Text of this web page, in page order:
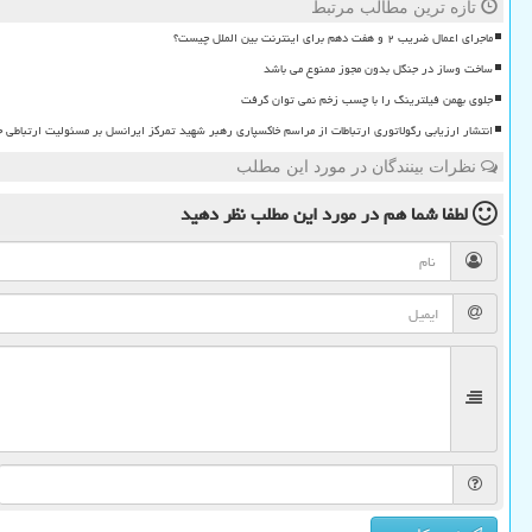
تازه ترین مطالب مرتبط
ماجرای اعمال ضریب ۲ و هفت دهم برای اینترنت بین الملل چیست؟
ساخت وساز در جنگل بدون مجوز ممنوع می باشد
جلوی بهمن فیلترینگ را با چسب زخم نمی توان گرفت
انتشار ارزیابی رگولاتوری ارتباطات از مراسم خاکسپاری رهبر شهید تمرکز ایرانسل بر مسئولیت
نظرات بینندگان در مورد این مطلب
لطفا شما همدر مورد این مطلبنظر دهید